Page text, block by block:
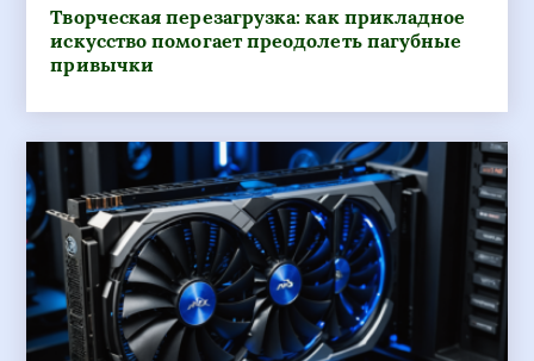
Творческая перезагрузка: как прикладное
искусство помогает преодолеть пагубные
привычки